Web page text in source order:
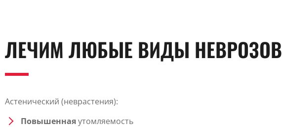
ЛЕЧИМ ЛЮБЫЕ ВИДЫ НЕВРОЗОВ
Астенический (неврастения):
Повышеннаяутомляемость